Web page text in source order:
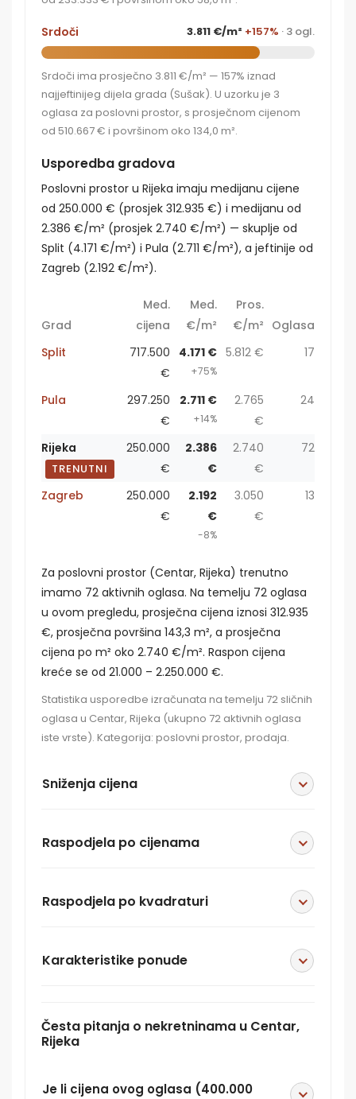
Srdoči 3.811 €/m² +157% · 3 ogl.
Srdoči ima prosječno 3.811 €/m² — 157% iznad
najjeftinijeg dijela grada (Sušak). U uzorku je 3
oglasa za poslovni prostor, s prosječnom cijenom
od 510.667 € i površinom oko 134,0 m².
Usporedba gradova
Poslovni prostor u Rijeka imaju medijanu cijene
od 250.000 € (prosjek 312.935 €) i medijanu od
2.386 €/m² (prosjek 2.740 €/m²) — skuplje od
Split (4.171 €/m²) i Pula (2.711 €/m²), a jeftinije od
Zagreb (2.192 €/m²).
Grad
Med.
cijena
Med.
€/m²
Pros.
€/m² Oglasa
Split
717.500
€
4.171 €
+75%
5.812 € 17
Pula
297.250
€
2.711 €
+14%
2.765
€
24
Rijeka
TRENUTNI
250.000
€
2.386
€
2.740
€
72
Zagreb
250.000
€
2.192
€
-8%
3.050
€
13
Za poslovni prostor (Centar, Rijeka) trenutno
imamo 72 aktivnih oglasa. Na temelju 72 oglasa
u ovom pregledu, prosječna cijena iznosi 312.935
€, prosječna površina 143,3 m², a prosječna
cijena po m² oko 2.740 €/m². Raspon cijena
kreće se od 21.000 – 2.250.000 €.
Statistika usporedbe izračunata na temelju 72 sličnih
oglasa u Centar, Rijeka (ukupno 72 aktivnih oglasa
iste vrste). Kategorija: poslovni prostor, prodaja.
Sniženja cijena
Raspodjela po cijenama
Raspodjela po kvadraturi
Karakteristike ponude
Česta pitanja o nekretninama u Centar,
Rijeka
Je li cijena ovog oglasa (400.000